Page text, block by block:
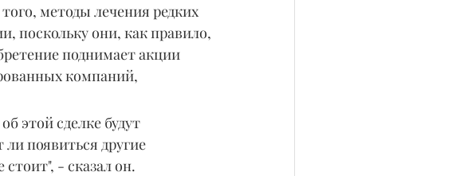
методы лечения редких
поскольку они, как правило,
поднимает акции
компаний,
этой сделке будут
появиться другие
- сказал он.